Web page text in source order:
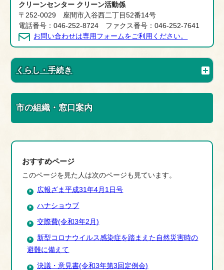
クリーンセンター クリーン活動係
〒252-0029 座間市入谷西二丁目52番14号
電話番号：046-252-8724 ファクス番号：046-252-7641
お問い合わせは専用フォームをご利用ください。
くらし・手続き
市の組織・窓口案内
おすすめページ
このページを見た人は次のページも見ています。
広報ざま平成31年4月1日号
ハナショウブ
交際費(令和3年2月)
新型コロナウイルス感染症を踏まえた自然災害時の
避難に備えて
決議・意見書(令和3年第3回定例会)